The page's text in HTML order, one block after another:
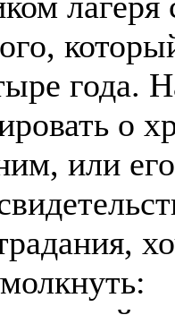
года.
о
или